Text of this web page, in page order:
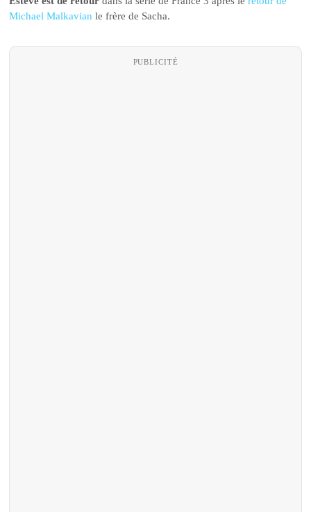
Michael Malkavian le frère de Sacha.
PUBLICITÉ